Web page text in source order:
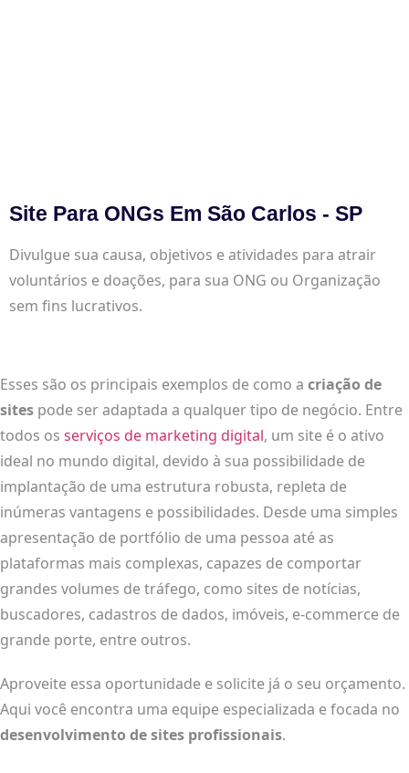
Site Para ONGs Em São Carlos - SP
Divulgue sua causa, objetivos e atividades para atrair
voluntários e doações, para sua ONG ou Organização
sem fins lucrativos.
Esses são os principais exemplos de como a criação de
sites pode ser adaptada a qualquer tipo de negócio. Entre
todos os serviços de marketing digital, um site é o ativo
ideal no mundo digital, devido à sua possibilidade de
implantação de uma estrutura robusta, repleta de
inúmeras vantagens e possibilidades. Desde uma simples
apresentação de portfólio de uma pessoa até as
plataformas mais complexas, capazes de comportar
grandes volumes de tráfego, como sites de notícias,
buscadores, cadastros de dados, imóveis, e-commerce de
grande porte, entre outros.
Aproveite essa oportunidade e solicite já o seu orçamento.
Aqui você encontra uma equipe especializada e focada no
desenvolvimento de sites profissionais.